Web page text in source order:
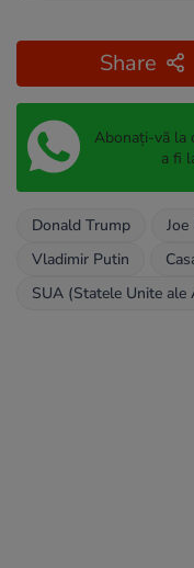
Share
Abonați-vă la
a fi
Donald Trump Joe
Vladimir Putin
SUA (Statele Unite ale